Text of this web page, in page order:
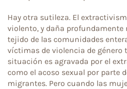
Hay otra sutileza. El
violento, y daña profundamente
tejido de las comunidades
víctimas de violencia de género
situación es agravada por el
como el acoso sexual por parte
migrantes. Pero cuando las